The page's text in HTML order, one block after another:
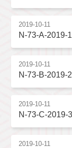
2019-10-11
N-73-A-2019-
2019-10-11
N-73-B-2019-
2019-10-11
N-73-C-2019-
2019-10-11